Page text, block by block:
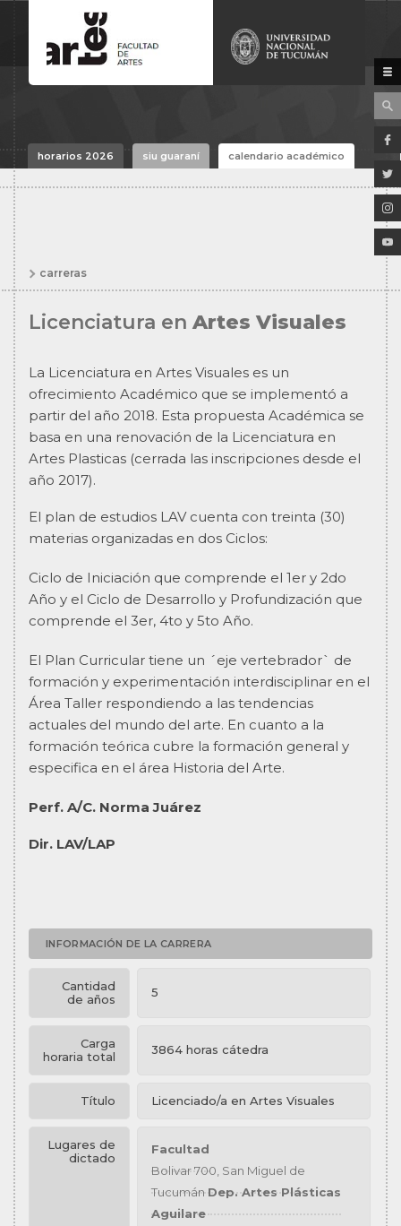
horarios 2026 siu guaraní calendario académico
carreras
Licenciatura en Artes Visuales
La Licenciatura en Artes Visuales es un
ofrecimiento Académico que se implementó a
partir del año 2018. Esta propuesta Académica se
basa en una renovación de la Licenciatura en
Artes Plasticas (cerrada las inscripciones desde el
año 2017).
El plan de estudios LAV cuenta con treinta (30)
materias organizadas en dos Ciclos:
Ciclo de Iniciación que comprende el 1er y 2do
Año y el Ciclo de Desarrollo y Profundización que
comprende el 3er, 4to y 5to Año.
El Plan Curricular tiene un ´eje vertebrador` de
formación y experimentación interdisciplinar en el
Área Taller respondiendo a las tendencias
actuales del mundo del arte. En cuanto a la
formación teórica cubre la formación general y
especifica en el área Historia del Arte.
Perf. A/C. Norma Juárez
Dir. LAV/LAP
INFORMACIÓN DE LA CARRERA
Cantidad
de años
5
Carga
horaria total
3864 horas cátedra
Título Licenciado/a en Artes Visuales
Lugares de
dictado
Facultad
Bolivar 700, San Miguel de
TucumánDep. Artes Plásticas
Aguilare